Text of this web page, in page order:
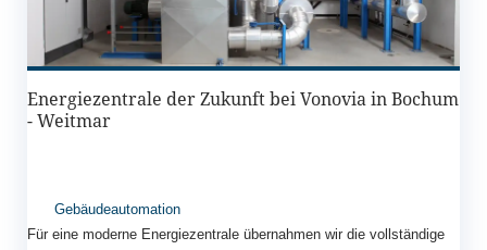
Energiezentrale der Zukunft bei Vonovia in Bochum
- Weitmar
Gebäudeautomation
Für eine moderne Energiezentrale übernahmen wir die vollständige